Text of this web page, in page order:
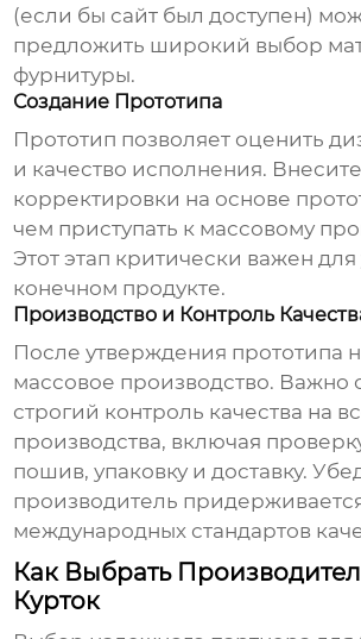
(если бы сайт был доступен)
предложить широкий выбор
фурнитуры.
Создание Прототипа
Прототип позволяет оценить
и качество исполнения.
корректировки на основе
чем приступать к массовому
Этот этап критически важен
конечном продукте.
Производство и Контроль
После утверждения прототипа
массовое производство. Важно
строгий контроль качества на
производства, включая
пошив, упаковку и доставку.
производитель
международных стандартов
Как Выбрать
Курток